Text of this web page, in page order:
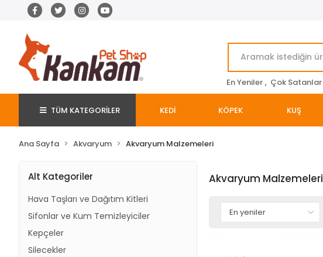
En Yeniler , Çok Satanlar
TÜM KATEGORİLER KEDİ KÖPEK KUŞ
Ana Sayfa Akvaryum Akvaryum Malzemeleri
Alt Kategoriler
Hava Taşları ve Dağıtım Kitleri
Sifonlar ve Kum Temizleyiciler
Kepçeler
Silecekler
Akvaryum Malzemeleri